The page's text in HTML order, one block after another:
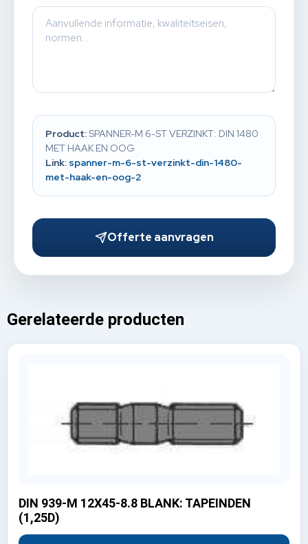
Product:SPANNER-M 6-ST VERZINKT: DIN 1480
MET HAAK EN OOG
Link: spanner-m-6-st-verzinkt-din-1480-
met-haak-en-oog-2
Offerte aanvragen
Gerelateerde producten
DIN 939-M 12X45-8.8 BLANK: TAPEINDEN
(1,25D)